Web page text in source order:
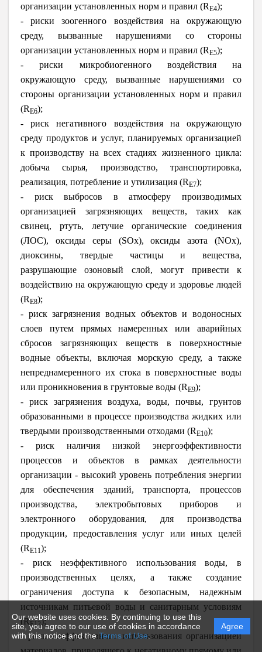
Our website uses cookies. By continuing to use this
site, you agree to our use of cookies in accordance
with this notice and theTerms of Use.
Agree
организации установленных норм и правил (RE4);
- риски зоогенного воздействия на окружающую
среду, вызванные нарушениями со стороны
организации установленных норм и правил (RE5);
- риски микробиогенного воздействия на
окружающую среду, вызванные нарушениями со
стороны организации установленных норм и правил
(RE6);
- риск негативного воздействия на окружающую
среду продуктов и услуг, планируемых организацией
к производству на всех стадиях жизненного цикла:
добыча сырья, производство, транспортировка,
реализация, потребление и утилизация (RE7);
- риск выбросов в атмосферу производимых
организацией загрязняющих веществ, таких как
свинец, ртуть, летучие органические соединения
(ЛОС), оксиды серы (SOx), оксиды азота (NOx),
диоксины, твердые частицы и вещества,
разрушающие озоновый слой, могут привести к
воздействию на окружающую среду и здоровье людей
(RE8);
- риск загрязнения водных объектов и водоносных
слоев путем прямых намеренных или аварийных
сбросов загрязняющих веществ в поверхностные
водные объекты, включая морскую среду, а также
непреднамеренного их стока в поверхностные воды
или проникновения в грунтовые воды (RE9);
- риск загрязнения воздуха, воды, почвы, грунтов
образованными в процессе производства жидких или
твердыми производственными отходами (RE10);
- риск наличия низкой энергоэффективности
процессов и объектов в рамках деятельности
организации - высокий уровень потребления энергии
для обеспечения зданий, транспорта, процессов
производства, электробытовых приборов и
электронного оборудования, для производства
продукции, предоставления услуг или иных целей
(RE11);
- риск неэффективного использования воды, в
производственных целях, а также создание
ограничения доступа к безопасным, надежным
источникам питьевой воды и санитарным условиям
(RE12);
- риск неэффективного использования организацией